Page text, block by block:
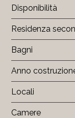
Disponibilità
Residenza
Bagni
Anno
Locali
Camere